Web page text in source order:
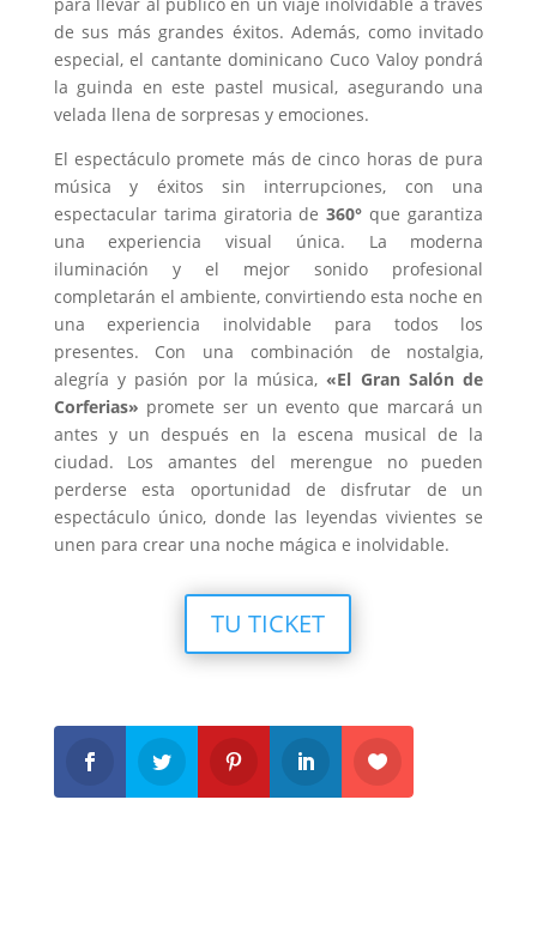
de sus más grandes éxitos. Además, como invitado
especial, el cantante dominicano Cuco Valoy pondrá
la guinda en este pastel musical, asegurando una
velada llena de sorpresas y emociones.
El espectáculo promete más de cinco horas de pura
música y éxitos sin interrupciones, con una
espectacular tarima giratoria de360° que garantiza
una experiencia visual única. La moderna
iluminación y el mejor sonido profesional
completarán el ambiente, convirtiendo esta noche en
una experiencia inolvidable para todos los
presentes. Con una combinación de nostalgia,
alegría y pasión por la música, «El Gran Salón de
Corferias» promete ser un evento que marcará un
antes y un después en la escena musical de la
ciudad. Los amantes del merengue no pueden
perderse esta oportunidad de disfrutar de un
espectáculo único, donde las leyendas vivientes se
unen para crear una noche mágica e inolvidable.
TU TICKET